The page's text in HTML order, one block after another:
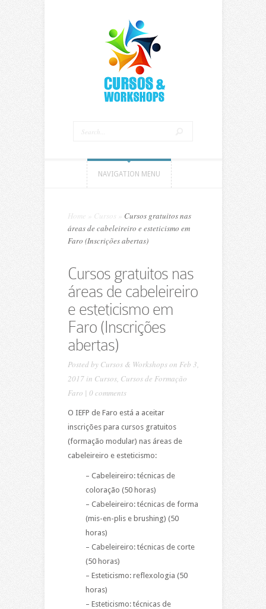
NAVIGATION MENU
Home Cursos
Cursos gratuitos nas
áreas de cabeleireiro e esteticismo em
Faro (Inscrições abertas)
Cursos gratuitos nas
áreas de cabeleireiro
e esteticismo em
Faro (Inscrições
abertas)
Posted by Cursos & Workshopson Feb 3,
2017 in Cursos, Cursos de Formação
Faro | 0 comments
O IEFP de Faro está a aceitar
inscrições para cursos gratuitos
(formação modular) nas áreas de
cabeleireiro e esteticismo:
– Cabeleireiro: técnicas de
coloração (50 horas)
– Cabeleireiro: técnicas de forma
(mis-en-plis e brushing) (50
horas)
– Cabeleireiro: técnicas de corte
(50 horas)
– Esteticismo: reflexologia (50
horas)
– Esteticismo: técnicas de